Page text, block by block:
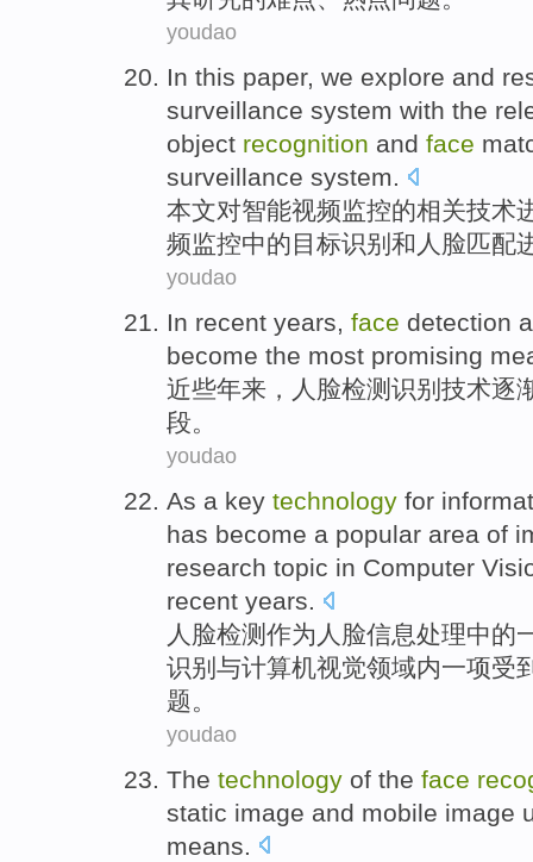
youdao
In this paper, we explore and
surveillance system with the
object recognition and face
surveillance system.
本文对智能视频监控的相关技术
频监控中的目标识别 和 人脸匹配
youdao
In recent years, face detection
become the most promising
近些年来， 人脸检测 识别 技术逐
段。
youdao
As a key technology for
has become a popular area of
research topic in Computer
recent years.
人脸检测 作为 人脸信息处理中的
识别 与计算机视觉领域内一项受
题。
youdao
The technology of the face
static image and mobile image
means